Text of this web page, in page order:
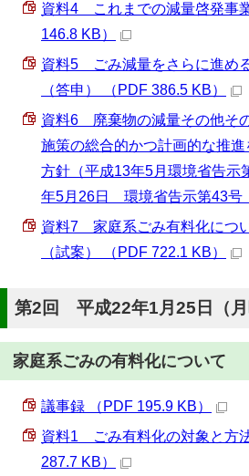
資料4 これまでの減量啓発事
146.8 KB）
資料5 ごみ減量をさらに進め
（答申） （PDF 386.5 KB）
資料6 廃棄物の減量その他そ
施策の総合的かつ計画的な推
方針（平成13年5月環境省告
年5月26日 環境省告示第43号
資料7 家庭系ごみ有料化につ
（試案） （PDF 722.1 KB）
第2回 平成22年1月25日（月
家庭系ごみの有料化について
議事録 （PDF 195.9 KB）
資料1 ごみ有料化の対象と方
287.7 KB）